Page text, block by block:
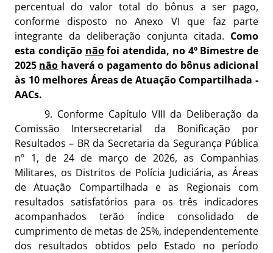
percentual do valor total do bônus a ser pago,
conforme disposto no Anexo VI que faz parte
integrante da deliberação conjunta citada. Como
esta condição nãofoi atendida, no 4º Bimestre de
2025 não haverá o pagamento do bônus adicional
às 10 melhores Áreas de Atuação Compartilhada -
AACs.
9. Conforme Capítulo VIII da Deliberação da
Comissão Intersecretarial da Bonificação por
Resultados – BR da Secretaria da Segurança Pública
nº 1, de 24 de março de 2026, as Companhias
Militares, os Distritos de Polícia Judiciária, as Áreas
de Atuação Compartilhada e as Regionais com
resultados satisfatórios para os três indicadores
acompanhados terão índice consolidado de
cumprimento de metas de 25%, independentemente
dos resultados obtidos pelo Estado no período